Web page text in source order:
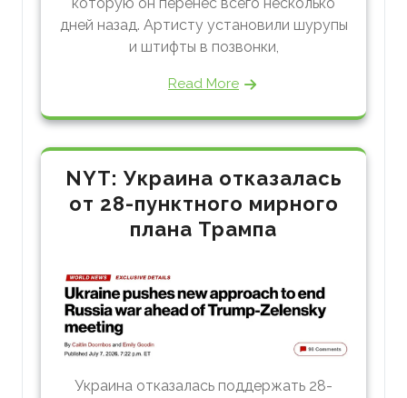
дней назад. Артисту установили шурупы
и штифты в позвонки,
Read More
NYT: Украина отказалась
от 28-пунктного мирного
плана Трампа
Украина отказалась поддержать 28-